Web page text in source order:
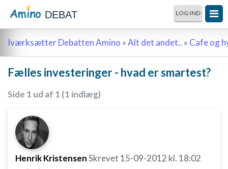
DEBAT LOG IND
Iværksætter Debatten Amino »Alt det andet.. » Cafe og
Fælles investeringer - hvad er smartest?
Side 1 ud af 1 (1 indlæg)
Henrik KristensenSkrevet 15-09-2012 kl. 18:02